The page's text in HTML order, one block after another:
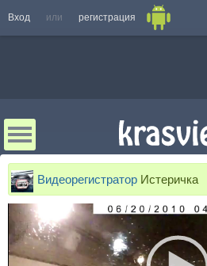
Вход или регистрация
Видеорегистратор Истеричка